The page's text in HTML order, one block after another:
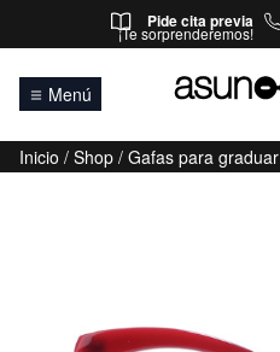
Saltar al contenidoPide cita previa
¡Te sorprenderemos!
Menú
Inicio / Shop / Gafas para graduar